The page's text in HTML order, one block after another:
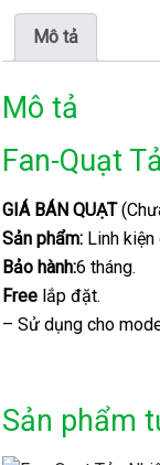
Mô tả
Mô tả
Fan-Quạt
GIÁ BÁN QUẠT
Sản phẩm: Linh kiện
Bảo hành:6 tháng.
Free lắp đặt.
– Sử dụng cho
Sản phẩm